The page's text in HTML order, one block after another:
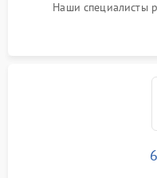
Наши специалисты